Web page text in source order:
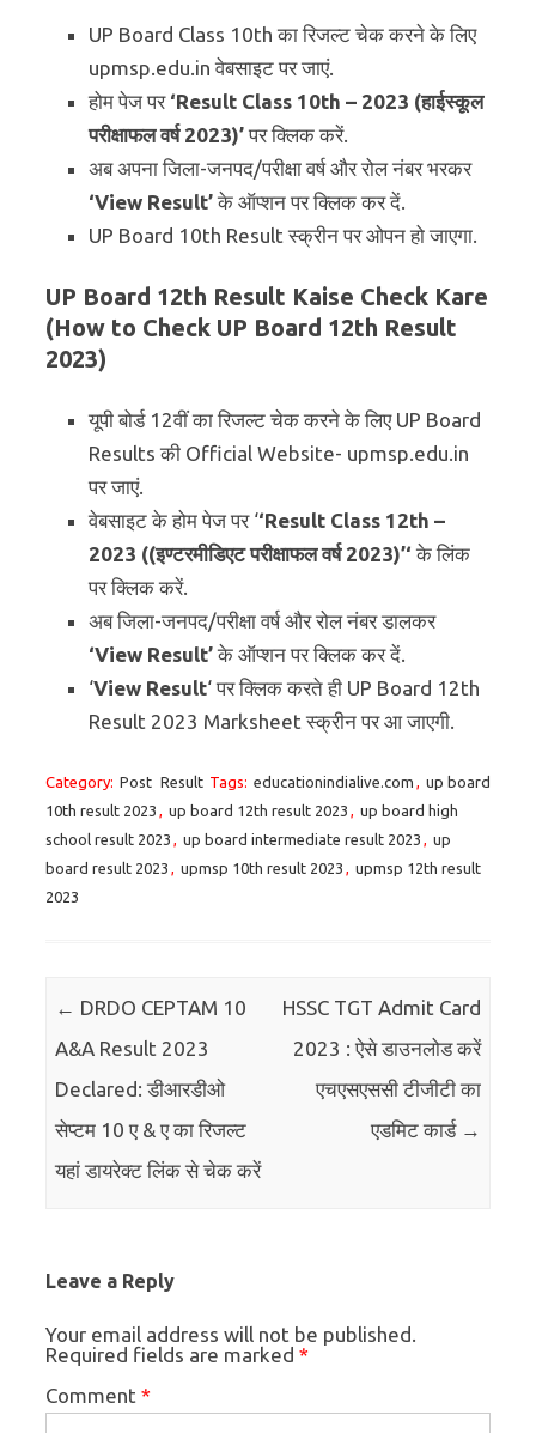
UP Board Class 10th का रिजल्ट चेक करने के लिए
upmsp.edu.in वेबसाइट पर जाएं.
होम पेज पर‘Result Class 10th – 2023 (हाईस्कूल
परीक्षाफल वर्ष 2023)’पर क्लिक करें.
अब अपना जिला-जनपद/परीक्षा वर्ष और रोल नंबर भरकर
‘View Result’के ऑप्शन पर क्लिक कर दें.
UP Board 10th Result स्क्रीन पर ओपन हो जाएगा.
UP Board 12th Result Kaise Check Kare
(How to Check UP Board 12th Result
2023)
यूपी बोर्ड 12वीं का रिजल्ट चेक करने के लिए UP Board
Results की Official Website- upmsp.edu.in
पर जाएं.
वेबसाइट के होम पेज पर ‘‘Result Class 12th –
2023 ((इण्टरमीडिएट परीक्षाफल वर्ष 2023)’‘के लिंक
पर क्लिक करें.
अब जिला-जनपद/परीक्षा वर्ष और रोल नंबर डालकर
‘View Result’के ऑप्शन पर क्लिक कर दें.
‘View Result‘ पर क्लिक करते ही UP Board 12th
Result 2023 Marksheet स्क्रीन पर आ जाएगी.
Category: Post Result Tags: educationindialive.com , up board
10th result 2023 , up board 12th result 2023 , up board high
school result 2023 , up board intermediate result 2023 , up
board result 2023 , upmsp 10th result 2023 , upmsp 12th result
2023
Post navigation
← DRDO CEPTAM 10
A&A Result 2023
Declared: डीआरडीओ
सेप्टम 10 ए & ए का रिजल्ट
यहां डायरेक्ट लिंक से चेक करें
HSSC TGT Admit Card
2023 : ऐसे डाउनलोड करें
एचएसएससी टीजीटी का
एडमिट कार्ड →
Leave a Reply
Your email address will not be published.
Required fields are marked *
Comment *